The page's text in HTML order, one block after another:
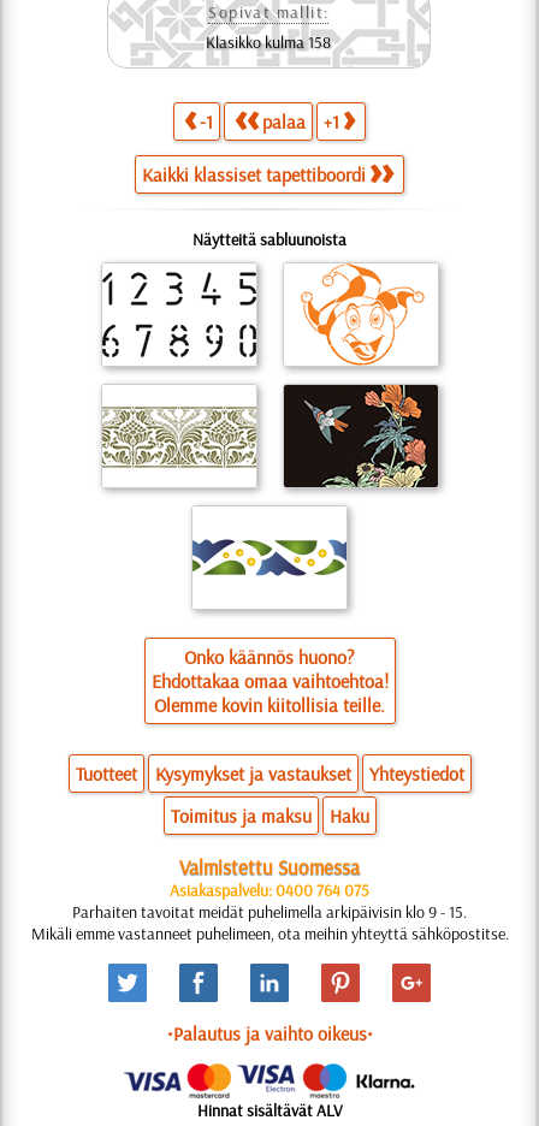
Sopivat mallit:
Klasikko kulma 158
-1 palaa +1
Kaikki klassiset tapettiboordi
Näytteitä sabluunoista
Onko käännös huono?
Ehdottakaa omaa vaihtoehtoa!
Olemme kovin kiitollisia teille.
Tuotteet Kysymykset ja vastaukset
Yhteystiedot
Toimitus ja maksu
Haku
Valmistettu Suomessa
Asiakaspalvelu: 0400 764 075
Parhaiten tavoitat meidät puhelimella arkipäivisin klo 9 - 15.
Mikäli emme vastanneet puhelimeen, ota meihin yhteyttä sähköpostitse.
•Palautus ja vaihto oikeus•
Hinnat sisältävät ALV